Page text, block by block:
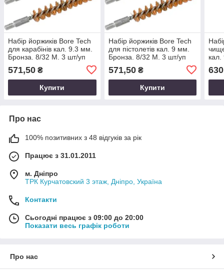
Набір йоржиків Bore Tech
для карабінів кал. 9.3 мм.
Бронза. 8/32 M. 3 шт/уп
571,50 ₴
Купити
Набір йоржиків Bore Tech
для пістолетів кал. 9 мм.
Бронза. 8/32 M. 3 шт/уп
571,50₴
Купити
630
Про нас
100% позитивних з 48 відгуків за рік
Працює з 31.01.2011
м. Дніпро
ТРК Курчатовский 3 этаж, Дніпро, Україна
Контакти
Сьогодні працює з 09:00 до 20:00
Показати весь графік роботи
Про нас